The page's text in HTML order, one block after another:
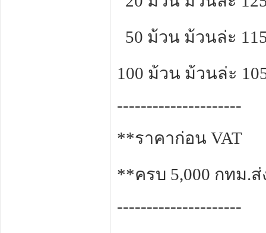
50 ม้วน ม้วนล่ะ
100 ม้วน ม้วนล่ะ
---------------------
**ราคาก่อน VAT
**ครบ 5,000 กทม.ส่
---------------------